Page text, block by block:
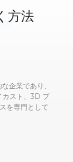
方法
企業であり、
カスト、3D プ
を専門として